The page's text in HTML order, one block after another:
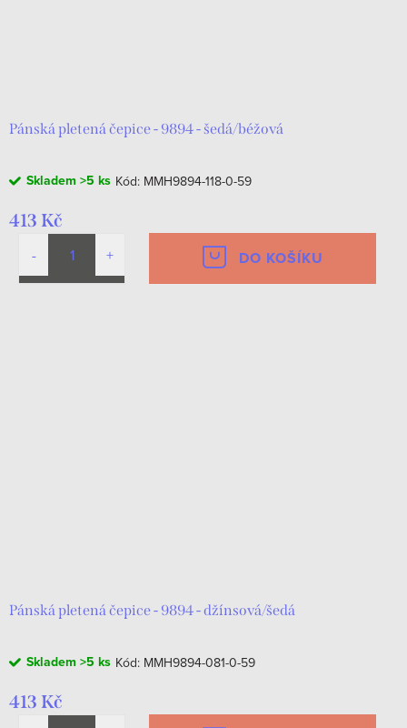
Pánská pletená čepice - 9894 - šedá/béžová
Skladem >5 ks Kód: MMH9894-118-0-59
413 Kč
DO KOŠÍKU
Pánská pletená čepice - 9894 - džínsová/šedá
Skladem >5 ks Kód: MMH9894-081-0-59
413 Kč